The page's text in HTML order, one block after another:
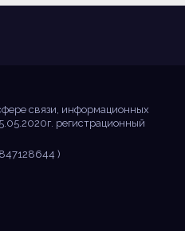
связи, информационных
регистрационный
)